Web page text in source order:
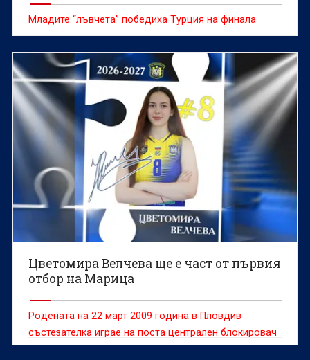
Младите “лъвчета” победиха Турция на финала
Цветомира Велчева ще е част от първия
отбор на Марица
Родената на 22 март 2009 година в Пловдив
състезателка играе на поста централен блокировач